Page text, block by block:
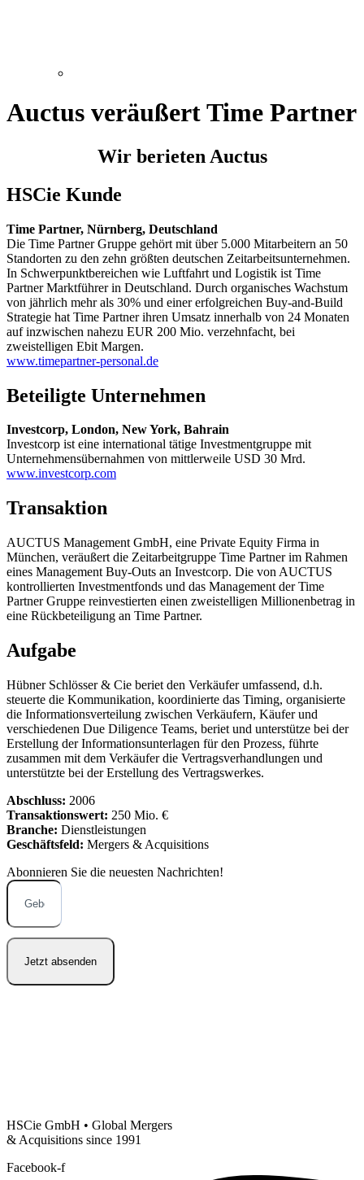
Auctus veräußert Time Partner
Wir berieten Auctus
HSCie Kunde
Time Partner, Nürnberg, Deutschland
Die Time Partner Gruppe gehört mit über 5.000 Mitarbeitern an 50
Standorten zu den zehn größten deutschen Zeitarbeitsunternehmen.
In Schwerpunktbereichen wie Luftfahrt und Logistik ist Time
Partner Marktführer in Deutschland. Durch organisches Wachstum
von jährlich mehr als 30% und einer erfolgreichen Buy-and-Build
Strategie hat Time Partner ihren Umsatz innerhalb von 24 Monaten
auf inzwischen nahezu EUR 200 Mio. verzehnfacht, bei
zweistelligen Ebit Margen.
www.timepartner-personal.de
Beteiligte Unternehmen
Investcorp, London, New York, Bahrain
Investcorp ist eine international tätige Investmentgruppe mit
Unternehmensübernahmen von mittlerweile USD 30 Mrd.
www.investcorp.com
Transaktion
AUCTUS Management GmbH, eine Private Equity Firma in
München, veräußert die Zeitarbeitgruppe Time Partner im Rahmen
eines Management Buy-Outs an Investcorp. Die von AUCTUS
kontrollierten Investmentfonds und das Management der Time
Partner Gruppe reinvestierten einen zweistelligen Millionenbetrag in
eine Rückbeteiligung an Time Partner.
Aufgabe
Hübner Schlösser & Cie beriet den Verkäufer umfassend, d.h.
steuerte die Kommunikation, koordinierte das Timing, organisierte
die Informationsverteilung zwischen Verkäufern, Käufer und
verschiedenen Due Diligence Teams, beriet und unterstütze bei der
Erstellung der Informationsunterlagen für den Prozess, führte
zusammen mit dem Verkäufer die Vertragsverhandlungen und
unterstützte bei der Erstellung des Vertragswerkes.
Abschluss: 2006
Transaktionswert: 250 Mio. €
Branche: Dienstleistungen
Geschäftsfeld: Mergers & Acquisitions
Abonnieren Sie die neuesten Nachrichten!
Jetzt absenden
HSCie GmbH • Global Mergers
& Acquisitions since 1991
Facebook-f